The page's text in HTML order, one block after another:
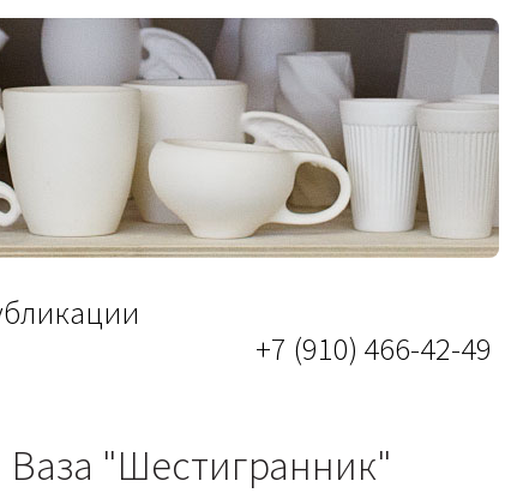
+7 (910) 466-42-49
Ваза "Шестигранник"